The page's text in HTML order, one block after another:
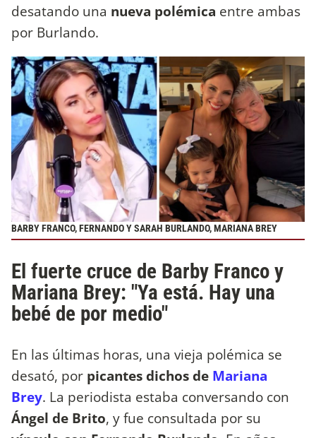
desatando una nueva polémica entre ambas
por Burlando.
BARBY FRANCO, FERNANDO Y SARAH BURLANDO, MARIANA BREY
El fuerte cruce de Barby Franco y
Mariana Brey: "Ya está. Hay una
bebé de por medio"
En las últimas horas, una vieja polémica se
desató, por picantes dichos de Mariana
Brey. La periodista estaba conversando con
Ángel de Brito, y fue consultada por su